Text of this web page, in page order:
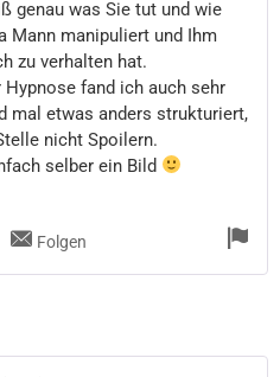
genau was Sie tut und wie
Mann manipuliert und Ihm
zu verhalten hat.
Hypnose fand ich auch sehr
mal etwas anders strukturiert,
nicht Spoilern.
selber ein Bild
Folgen